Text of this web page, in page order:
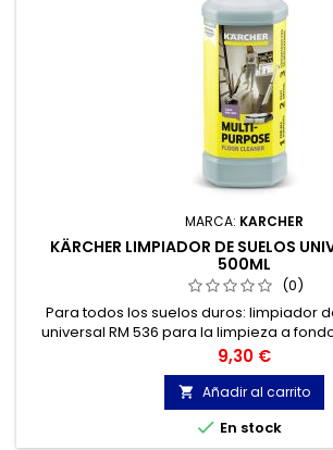
MARCA: KARCHER
KÄRCHER LIMPIADOR DE SUELOS
500ML
(0)
Para todos los suelos duros: limpiador
universal RM 536 para la limpieza a
para un resultado sin marcas. Con
humedad, que evita el abombamiento del
limón.
Precio
9,30 €
 Añadir al carrito
 En stock